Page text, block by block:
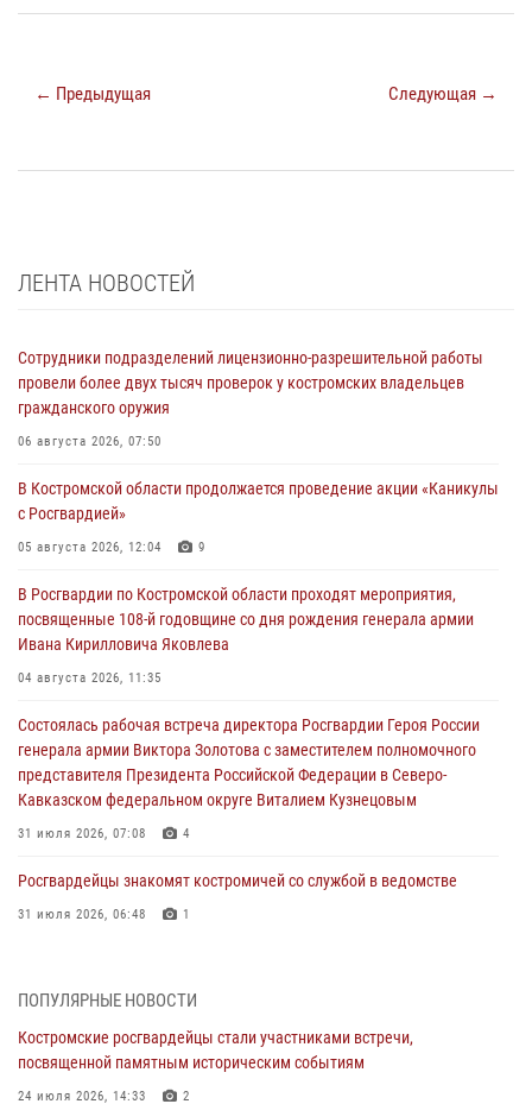
← Предыдущая Следующая →
ЛЕНТА НОВОСТЕЙ
Сотрудники подразделений лицензионно-разрешительной работы
провели более двух тысяч проверок у костромских владельцев
гражданского оружия
06 августа 2026, 07:50
В Костромской области продолжается проведение акции «Каникулы
с Росгвардией»
05 августа 2026, 12:04 9
В Росгвардии по Костромской области проходят мероприятия,
посвященные 108-й годовщине со дня рождения генерала армии
Ивана Кирилловича Яковлева
04 августа 2026, 11:35
Состоялась рабочая встреча директора Росгвардии Героя России
генерала армии Виктора Золотова с заместителем полномочного
представителя Президента Российской Федерации в Северо-
Кавказском федеральном округе Виталием Кузнецовым
31 июля 2026, 07:08 4
Росгвардейцы знакомят костромичей со службой в ведомстве
31 июля 2026, 06:48 1
Управления Росгвардии
30 июля 2026, 10:39 9
Костромичи активно используют портал «Единых государственных
ПОПУЛЯРНЫЕ НОВОСТИ
Костромские росгвардейцы стали участниками встречи,
посвященной памятным историческим событиям
24 июля 2026, 14:33 2